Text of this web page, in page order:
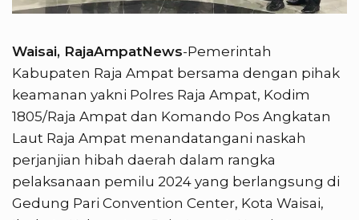
Waisai, RajaAmpatNews-Pemerintah
Kabupaten Raja Ampat bersama dengan pihak
keamanan yakni Polres Raja Ampat, Kodim
1805/Raja Ampat dan Komando Pos Angkatan
Laut Raja Ampat menandatangani naskah
perjanjian hibah daerah dalam rangka
pelaksanaan pemilu 2024 yang berlangsung di
Gedung Pari Convention Center, Kota Waisai,